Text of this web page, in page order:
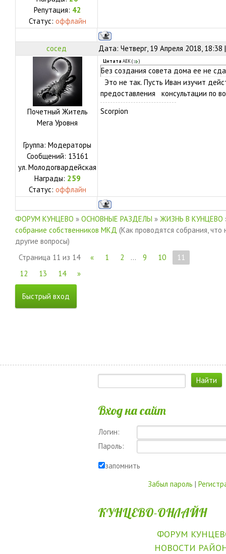
Репутация: 42
Статус: оффлайн
сосед Дата: Четверг, 19 Апреля 2018,
Почетный Житель
Мега Уровня
Группа: Модераторы
Сообщений: 13161
ул. Молодогвардейская
Награды: 259
Статус: оффлайн
Цитата АЕК( )
Без создания совета дома ее не
Это не так. Пусть Иван изучит
предоставления консультации по
Scorpion
ФОРУМ КУНЦЕВО » ОСНОВНЫЕ РАЗДЕЛЫ » ЖИЗНЬ В КУНЦЕВО
собрание собственников МКД (Как проводятся собрания, что
другие вопросы)
Страница 11 из 14 « 1 2 … 9 10
11
12
13 14 »
Вход на сайт
Логин:
Пароль:
запомнить
Забыл пароль |
КУНЦЕВО-ОНЛАЙН
ФОРУМ
НОВОСТИ